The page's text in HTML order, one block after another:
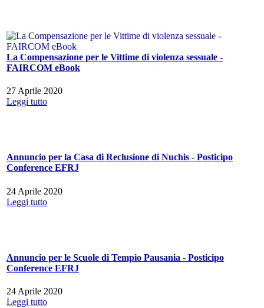
La Compensazione per le Vittime di violenza sessuale -
FAIRCOM eBook
27 Aprile 2020
Leggi tutto
Annuncio per la Casa di Reclusione di Nuchis - Posticipo
Conference EFRJ
24 Aprile 2020
Leggi tutto
Annuncio per le Scuole di Tempio Pausania - Posticipo
Conference EFRJ
24 Aprile 2020
Leggi tutto